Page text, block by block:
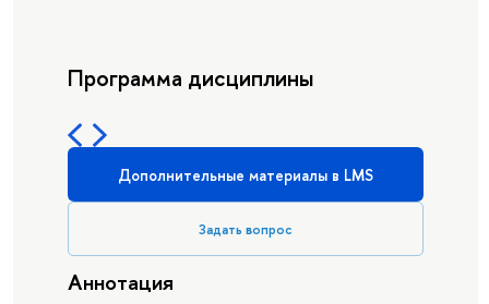
Программа дисциплины
Дополнительные материалы в LMS
Задать вопрос
Аннотация